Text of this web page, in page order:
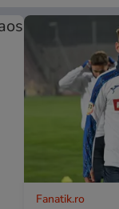
Fanatik.ro